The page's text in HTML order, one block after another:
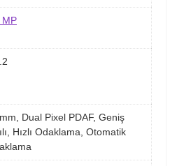
MP
Dual Pixel PDAF, Geniş
Hızlı Odaklama, Otomatik